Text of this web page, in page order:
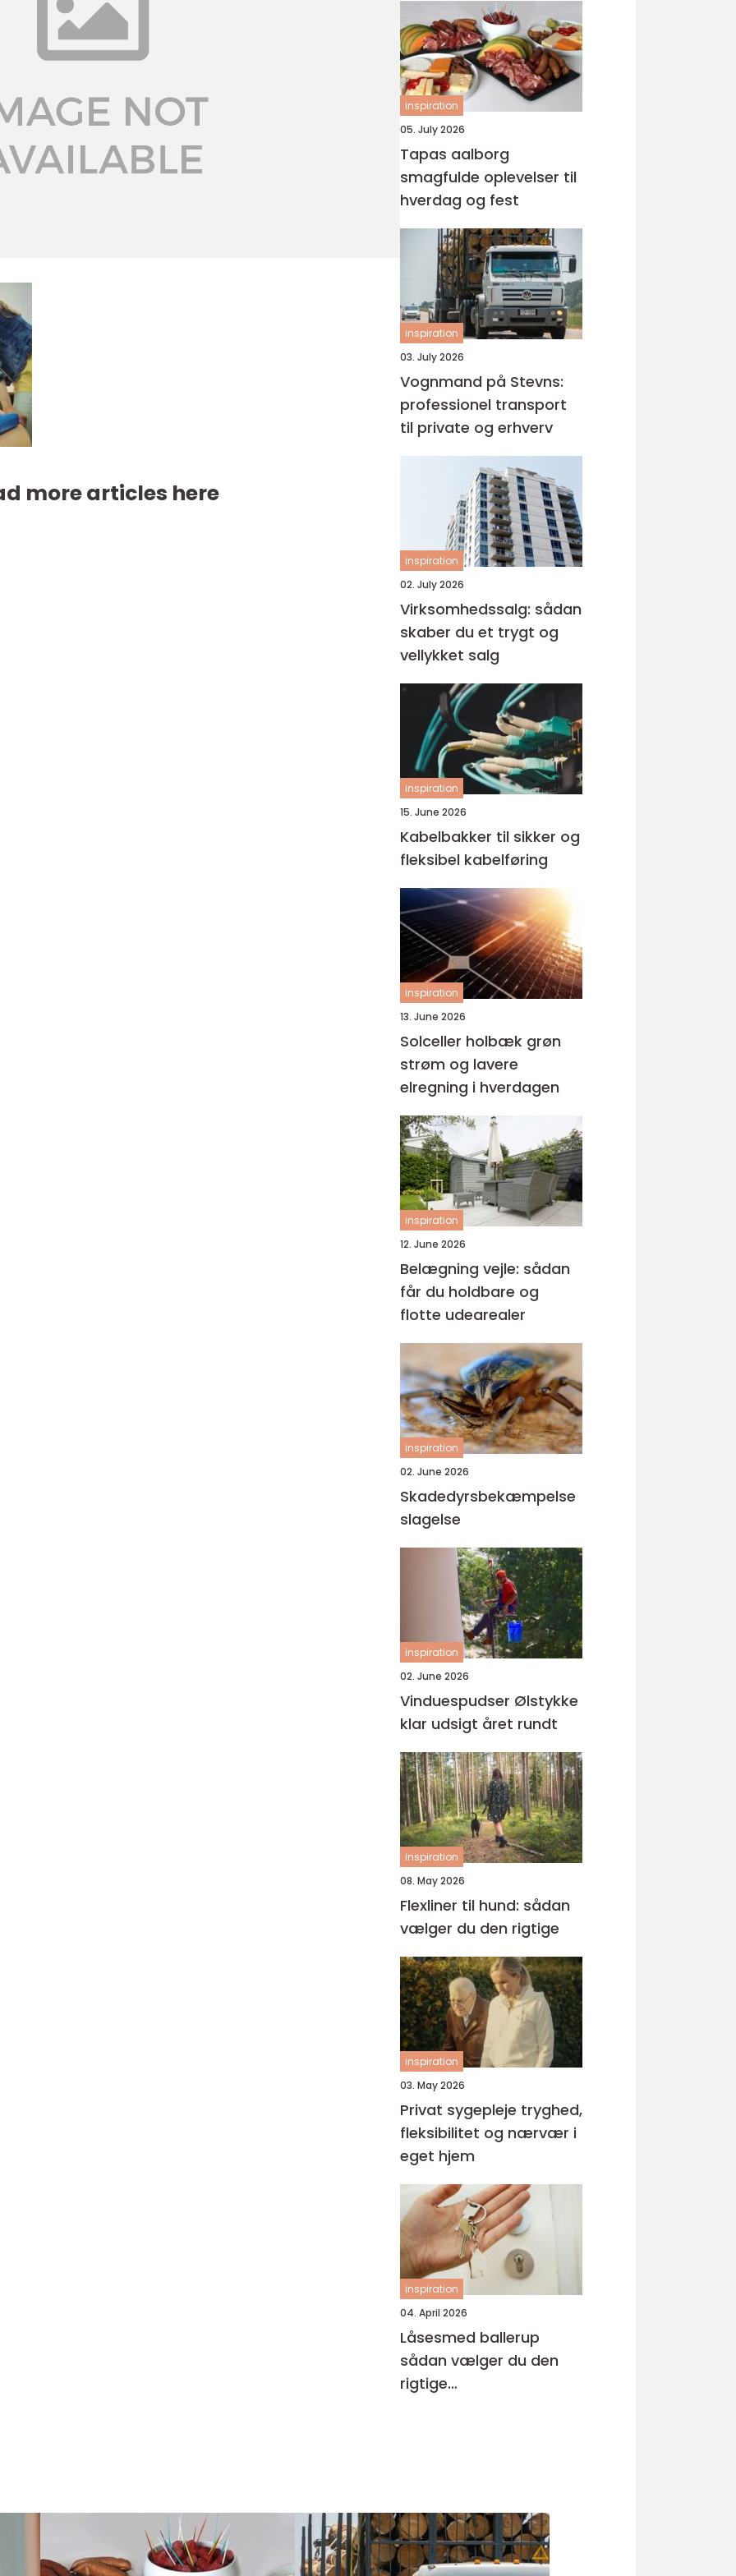
more articles here
inspiration
05. July 2026
Tapas aalborg
smagfulde oplevelser til
hverdag og fest
inspiration
03. July 2026
Vognmand på Stevns:
professionel transport
til private og erhverv
inspiration
02. July 2026
Virksomhedssalg: sådan
skaber du et trygt og
vellykket salg
inspiration
15. June 2026
Kabelbakker til sikker og
fleksibel kabelføring
inspiration
13. June 2026
Solceller holbæk grøn
strøm og lavere
elregning i hverdagen
inspiration
12. June 2026
Belægning vejle: sådan
får du holdbare og
flotte udearealer
inspiration
02. June 2026
Skadedyrsbekæmpelse
slagelse
inspiration
02. June 2026
Vinduespudser Ølstykke
klar udsigt året rundt
inspiration
08. May 2026
Flexliner til hund: sådan
vælger du den rigtige
inspiration
03. May 2026
Privat sygepleje tryghed,
fleksibilitet og nærvær i
eget hjem
inspiration
04. April 2026
Låsesmed ballerup
sådan vælger du den
rigtige